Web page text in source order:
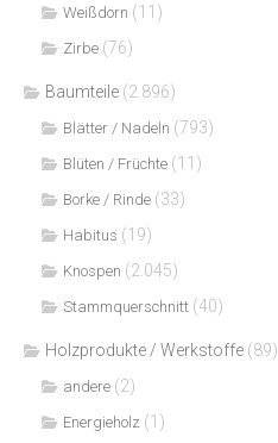
Weißdorn (11)
Zirbe (76)
Baumteile (2.896)
Blätter / Nadeln (793)
Blüten / Früchte (11)
Borke / Rinde (33)
Habitus (19)
Knospen (2.045)
Stammquerschnitt (40)
Holzprodukte / Werkstoffe (89)
andere (2)
Energieholz (1)